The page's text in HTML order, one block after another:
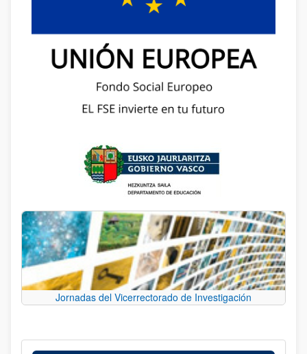
Jornadas del Vicerrectorado de Investigación